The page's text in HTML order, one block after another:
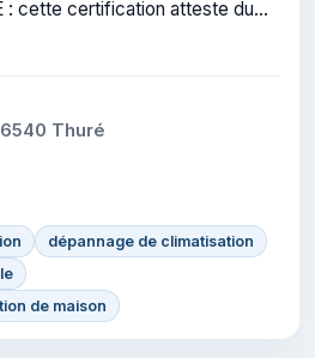
: cette certification atteste du
Thuré
dépannage de climatisation
de maison